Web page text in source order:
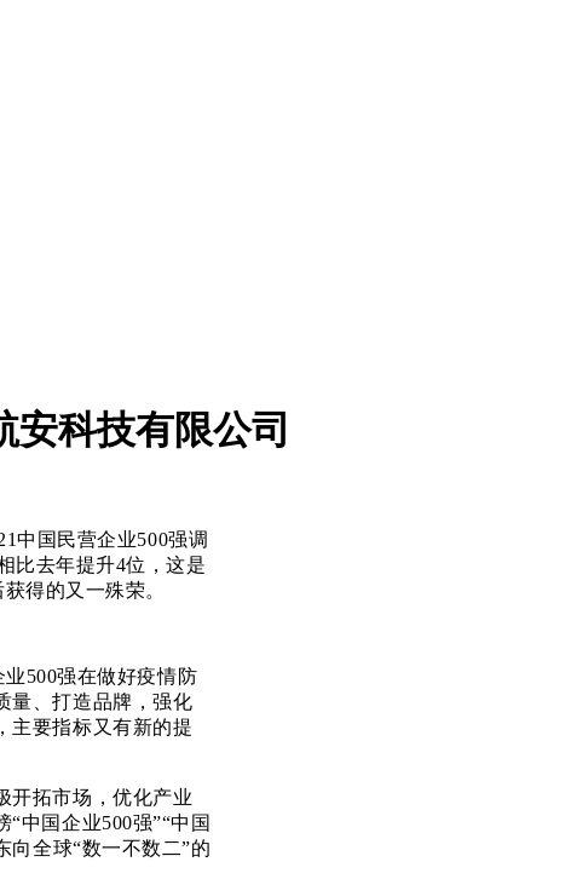
安科技有限公司
中国民营企业500强调
比去年提升4位，这是
得的又一殊荣。
500强在做好疫情防
量、打造品牌，强化
主要指标又有新的提
拓市场，优化产业
中国企业500强”“中国
向全球“数一不数二”的